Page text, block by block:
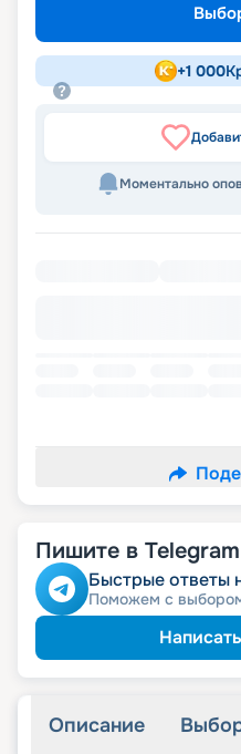
+1 000
Моментально
Пишите в Telegram
Быстрые ответы
Поможем с
Описание